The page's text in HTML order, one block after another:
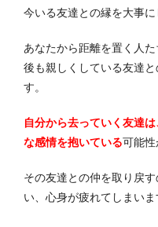
今いる友達との縁を大事に
あなたから距離を置く人
後も親しくしている友達
す。
自分から去っていく友達
な感情を抱いている可能性
その友達との仲を取り戻
い、心身が疲れてしまいま